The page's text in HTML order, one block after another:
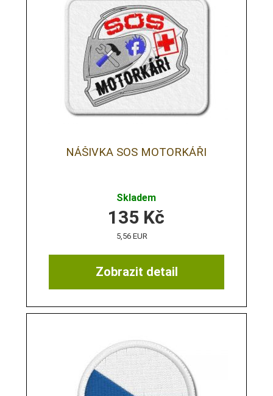
NÁŠIVKA SOS MOTORKÁŘI
Skladem
Zobrazit detail
135 Kč
5,56 EUR